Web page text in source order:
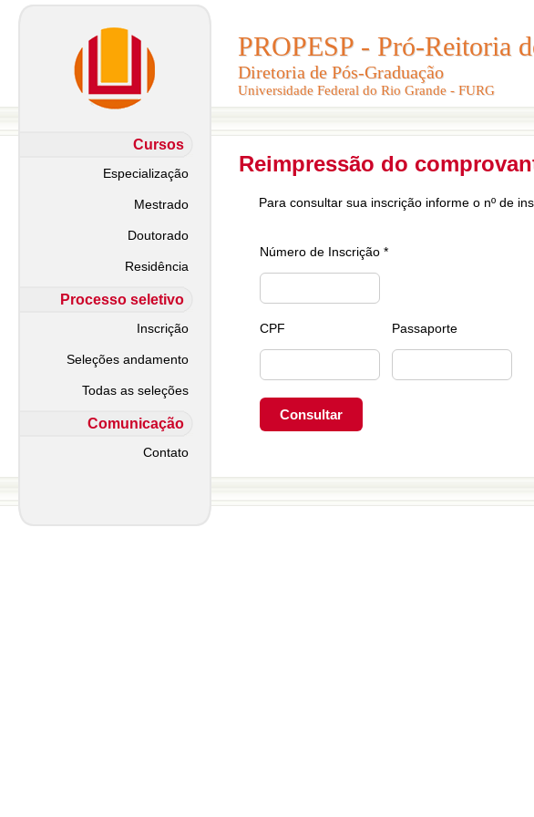
PROPESP - Pró-Reitoria
Diretoria de Pós-Graduação
Universidade Federal do Rio Grande - FURG
PROPESP - Pró-Reitoria
Diretoria de Pós-Graduação
Universidade Federal do Rio Grande - FURG
Cursos
Especialização
Mestrado
Doutorado
Residência
Processo seletivo
Inscrição
Seleções andamento
Todas as seleções
Comunicação
Contato
Reimpressão do
Para consultar sua inscrição informe o nº de
Número de Inscrição *
CPF Passaporte